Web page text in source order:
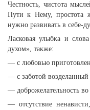
Честность, чистота
Пути к Нему, простота
нужно развивать в себе-
Ласковая улыбка и
духом», также:
— с любовью
— с заботой возделанный
— доброжелательность
— отсутствие